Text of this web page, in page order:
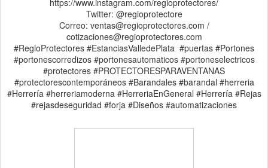
Twitter: @regioprotectore
Correo: ventas@regioprotectores.com /
cotizaciones@regioprotectores.com
#RegioProtectores #EstanciasValledePlata #puertas #Portones
#portonescorredizos #portonesautomaticos #portoneselectricos
#protectores #PROTECTORESPARAVENTANAS
#protectorescontemporáneos #Barandales #barandal #herreria
#Herrería #herreriamoderna #HerreriaEnGeneral #Herrería #Rejas
#rejasdeseguridad #forja #Diseños #automatizaciones